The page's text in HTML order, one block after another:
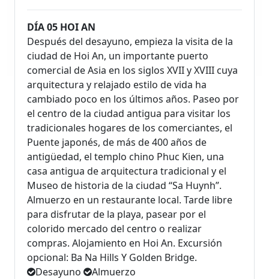
DÍA 05 HOI AN
Después del desayuno, empieza la visita de la
ciudad de Hoi An, un importante puerto
comercial de Asia en los siglos XVII y XVIII cuya
arquitectura y relajado estilo de vida ha
cambiado poco en los últimos años. Paseo por
el centro de la ciudad antigua para visitar los
tradicionales hogares de los comerciantes, el
Puente japonés, de más de 400 años de
antigüedad, el templo chino Phuc Kien, una
casa antigua de arquitectura tradicional y el
Museo de historia de la ciudad “Sa Huynh”.
Almuerzo en un restaurante local. Tarde libre
para disfrutar de la playa, pasear por el
colorido mercado del centro o realizar
compras. Alojamiento en Hoi An. Excursión
opcional: Ba Na Hills Y Golden Bridge.
Desayuno
Almuerzo